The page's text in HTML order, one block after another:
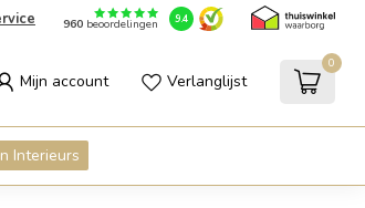
960beoordelingen 9.4
Mijn account Verlanglijst
0
Interieurs